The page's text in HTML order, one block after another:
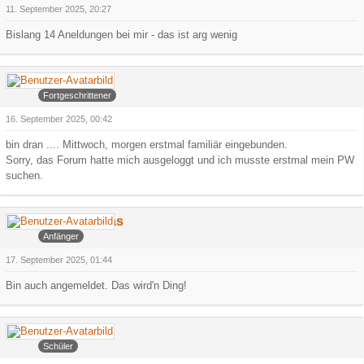
11. September 2025, 20:27
Bislang 14 Aneldungen bei mir - das ist arg wenig
Arowa
Fortgeschrittener
16. September 2025, 00:42
bin dran .... Mittwoch, morgen erstmal familiär eingebunden.
Sorry, das Forum hatte mich ausgeloggt und ich musste erstmal mein PW
suchen.
Jeln Pueskas
Anfänger
17. September 2025, 01:44
Bin auch angemeldet. Das wird'n Ding!
Faroul
Schüler